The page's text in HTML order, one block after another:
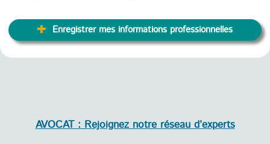
Enregistrer mes informations professionnelles
AVOCAT : Rejoignez notre réseau d’experts